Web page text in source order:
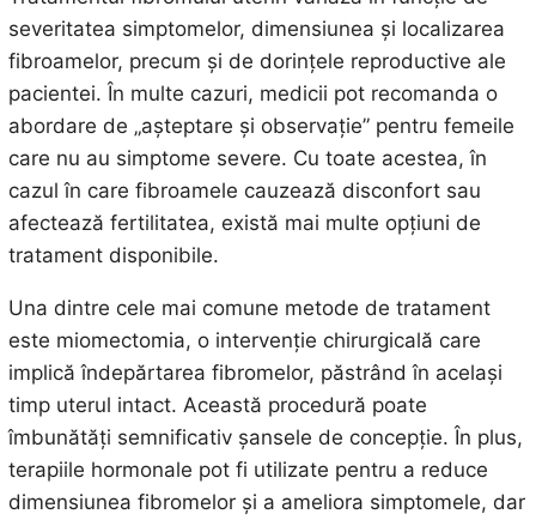
severitatea simptomelor, dimensiunea și localizarea
fibroamelor, precum și de dorințele reproductive ale
pacientei. În multe cazuri, medicii pot recomanda o
abordare de „așteptare și observație” pentru femeile
care nu au simptome severe. Cu toate acestea, în
cazul în care fibroamele cauzează disconfort sau
afectează fertilitatea, există mai multe opțiuni de
tratament disponibile.
Una dintre cele mai comune metode de tratament
este miomectomia, o intervenție chirurgicală care
implică îndepărtarea fibromelor, păstrând în același
timp uterul intact. Această procedură poate
îmbunătăți semnificativ șansele de concepție. În plus,
terapiile hormonale pot fi utilizate pentru a reduce
dimensiunea fibromelor și a ameliora simptomele, dar